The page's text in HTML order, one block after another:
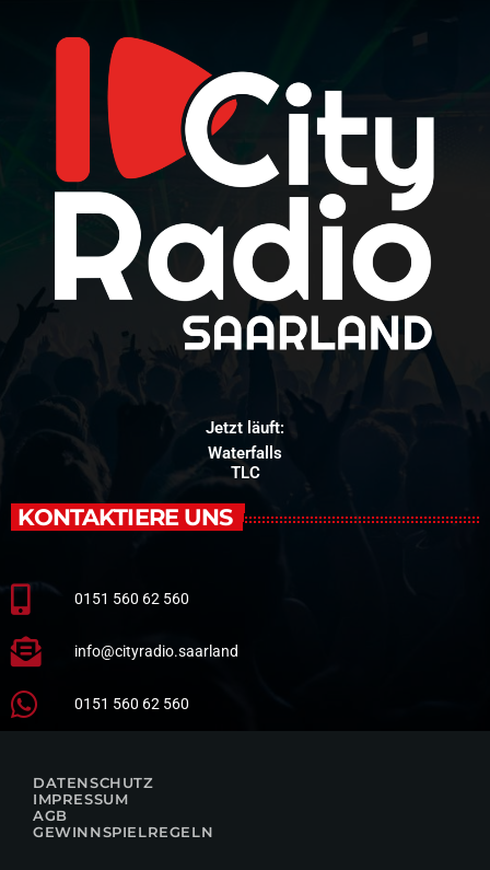
Jetzt läuft:
Waterfalls
TLC
KONTAKTIERE UNS
0151 560 62 560
info@cityradio.saarland
0151 560 62 560
DATENSCHUTZ
IMPRESSUM
AGB
GEWINNSPIELREGELN